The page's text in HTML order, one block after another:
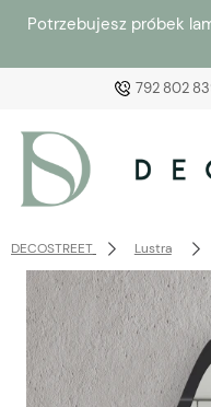
Potrzebujesz próbek
792 802
Wybierz coś dla
zaloguj się, aby
DECOSTREET Lustra